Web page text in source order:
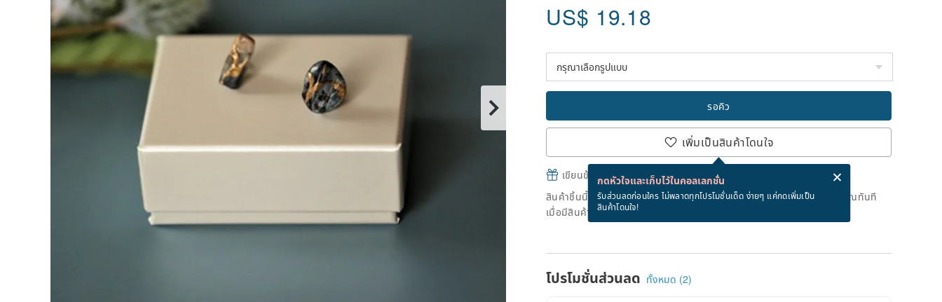
US$ 19.18
รอคิว
เพิ่มเป็นสินค้าโดนใจ
กดหัวใจและเก็บไว้ในคอลเลกชั่น
รับส่วนลดก่อนใคร ไม่พลาดทุกโปรโมชั่นเด็ด ง่ายๆ แค่กดเพิ่มเป็น
สินค้าโดนใจ!
เขียนข้อความและส่ง eCard ฟรีเมื่อซื้อสินค้า!
สินค้าชิ้นนี้ขายหมดแล้ว แต่คุณสามารถกดปุ่ม "รอคิว" และเราจะแจ้งเตือนคุณทันที
เมื่อมีสินค้าพร้อมขาย
โปรโมชั่นส่วนลด ทั้งหมด (2)